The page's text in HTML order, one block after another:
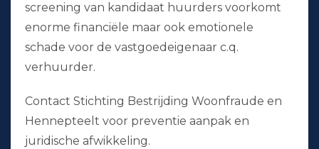
screening van kandidaat huurders voorkomt
enorme financiële maar ook emotionele
schade voor de vastgoedeigenaar c.q.
verhuurder.
Contact Stichting Bestrijding Woonfraude en
Hennepteelt voor preventie aanpak en
juridische afwikkeling.